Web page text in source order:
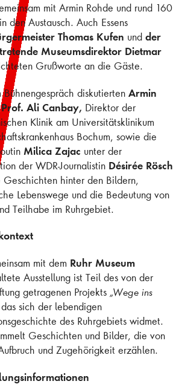
mit Armin Rohde und rund 160
den Austausch. Auch Essens
Thomas Kufen und der
Museumsdirektor Dietmar
Grußworte an die Gäste.
Bühnengespräch diskutierten Armin
Prof. Ali Canbay, Direktor der
Klinik am Universitätsklinikum
Bochum, sowie die
Milica Zajac unter der
der WDR-Journalistin Désirée Rösch
Geschichten hinter den Bildern,
Lebenswege und die Bedeutung von
Teilhabe im Ruhrgebiet.
mit dem Ruhr Museum
Ausstellung ist Teil des von der
getragenen Projekts „Wege ins
sich der lebendigen
des Ruhrgebiets widmet.
Geschichten und Bilder, die von
und Zugehörigkeit erzählen.